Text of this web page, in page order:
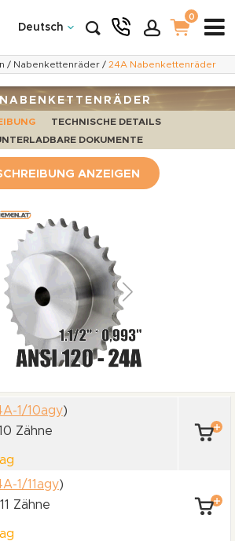
Deutsch
0
/ Nabenkettenräder / 24A Nabenkettenräder
TECHNISCHE DETAILS
DOKUMENTE
ANZEIGEN
1/10agy)
Zähne
1/11agy)
Zähne